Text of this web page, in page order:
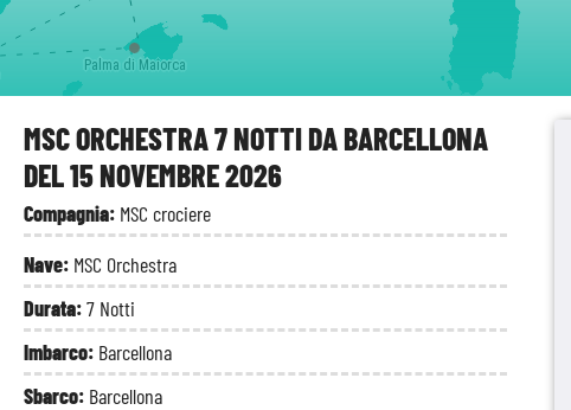
MSC ORCHESTRA 7 NOTTI DA BARCELLONA
DEL 15 NOVEMBRE 2026
Compagnia: MSC crociere
Nave: MSC Orchestra
Durata:7 Notti
Imbarco: Barcellona
Sbarco: Barcellona
Palma di Maiorca